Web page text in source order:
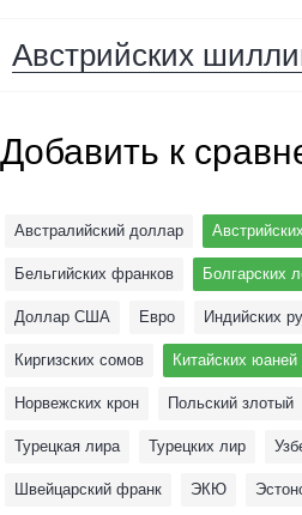
Австрийских
Добавить к
Австралийский доллар
Бельгийских франков Болгарских
Доллар США Евро Индийских
Киргизских сомов Китайских юаней
Норвежских крон Польский злотый
Турецкая лира Турецких лир
Швейцарский франк ЭКЮ